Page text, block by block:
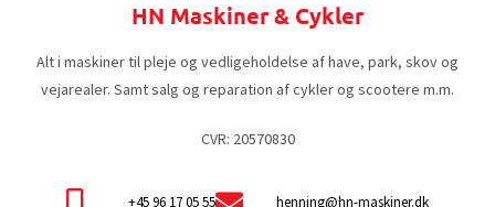
HN Maskiner & Cykler
Alt i maskiner til pleje og vedligeholdelse af have, park, skov og
vejarealer. Samt salg og reparation af cykler og scootere m.m.
CVR: 20570830
+45 96 17 05 55 henning@hn-maskiner.dk